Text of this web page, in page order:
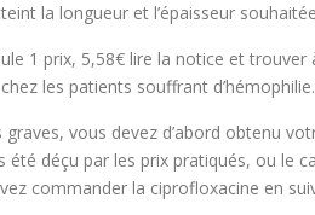
la longueur et l’épaisseur
1 prix, 5,58€ lire la notice et
les patients souffrant d’hémophilie.
graves, vous devez d’abord obtenu
été déçu par les prix pratiqués, ou
commander la ciprofloxacine en